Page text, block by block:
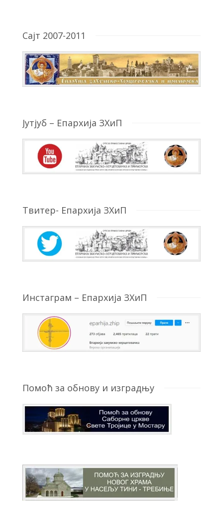
Сајт 2007-2011
Јутјуб – Епархија ЗХиП
Твитер- Епархија ЗХиП
Инстаграм – Епархија ЗХиП
Помоћ за обнову и изградњу